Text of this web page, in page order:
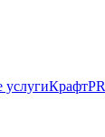
услугиКрафтPR